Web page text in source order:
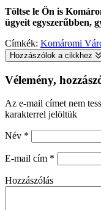
Töltse le Ön is
ügyeit egyszerűbben,
Címkék: Komáromi
Hozzászólok a cikkhez
Vélemény,
Az e-mail címet nem
karakterrel jelöltük
Név *
E-mail cím *
Hozzászólás